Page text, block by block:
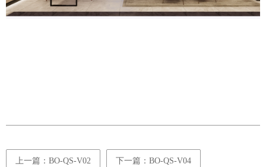
上一篇：BO-QS-V02 下一篇：BO-QS-V04